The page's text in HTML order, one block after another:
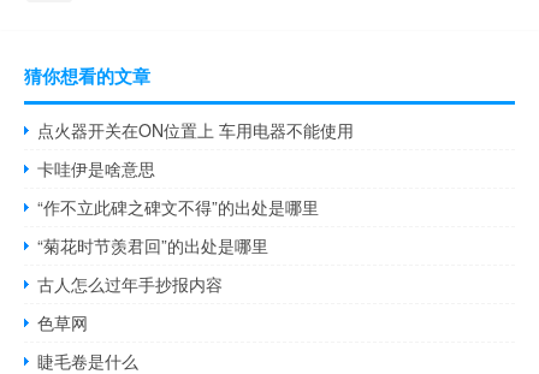
猜你想看的文章
点火器开关在ON位置上 车用电器不能使用
卡哇伊是啥意思
“作不立此碑之碑文不得”的出处是哪里
“菊花时节羡君回”的出处是哪里
古人怎么过年手抄报内容
色草网
睫毛卷是什么